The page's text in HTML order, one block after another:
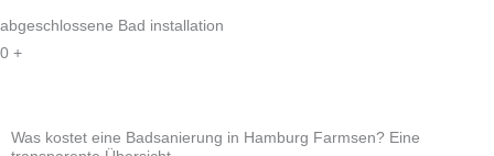
abgeschlossene Bad installation
0 +
Was kostet eine Badsanierung in Hamburg Farmsen? Eine